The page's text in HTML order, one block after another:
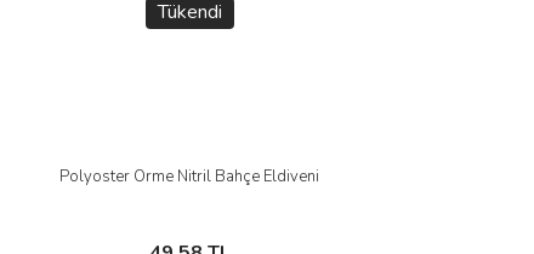
Tükendi
Polyoster Örme Nitril Bahçe Eldiveni